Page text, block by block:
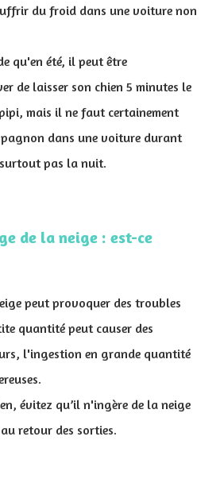
du froid dans une voiture non
qu'en été, il peut être
de laisser son chien 5 minutes le
mais il ne faut certainement
dans une voiture durant
pas la nuit.
de la neige : est-ce
peut provoquer des troubles
quantité peut causer des
l'ingestion en grande quantité
évitez qu’il n'ingère de la neige
retour des sorties.